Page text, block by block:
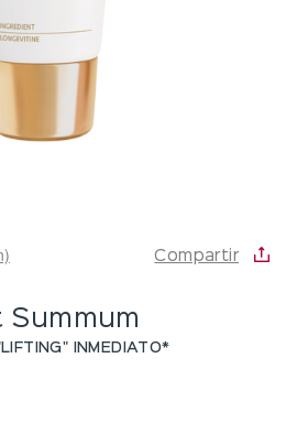
Compartir
Summum
INMEDIATO*